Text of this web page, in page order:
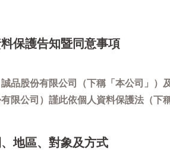
保護告知暨同意事項
品股份有限公司（下稱「本公司」
限公司）謹此依個人資料保護法（下
地區、對象及方式